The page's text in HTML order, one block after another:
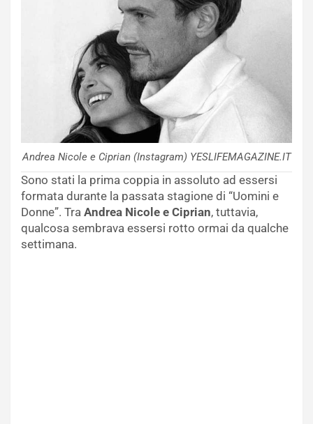
Andrea Nicole e Ciprian (Instagram) YESLIFEMAGAZINE.IT
Sono stati la prima coppia in assoluto ad essersi
formata durante la passata stagione di “Uomini e
Donne”. Tra Andrea Nicole e Ciprian, tuttavia,
qualcosa sembrava essersi rotto ormai da qualche
settimana.